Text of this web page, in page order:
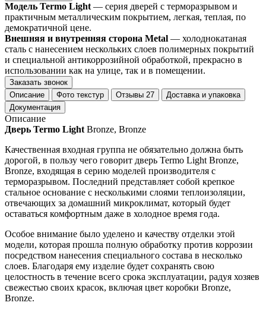
Модель Termo Light — серия дверей с терморазрывом и
практичным металлическим покрытием, легкая, теплая, по
демократичной цене.
Внешняя и внутренняя сторона Metal — холоднокатаная
сталь с нанесением нескольких слоев полимерных покрытий
и специальной антикоррозийной обработкой, прекрасно в
использовании как на улице, так и в помещении.
Заказать звонок
Описание
Фото текстур Отзывы 27
Доставка и упаковка
Документация
Описание
Дверь Termo Light Bronze, Bronze
Качественная входная группа не обязательно должна быть
дорогой, в пользу чего говорит дверь Termo Light Bronze,
Bronze, входящая в серию моделей производителя с
терморазрывом. Последний представляет собой крепкое
стальное основание с несколькими слоями теплоизоляции,
отвечающих за домашний микроклимат, который будет
оставаться комфортным даже в холодное время года.
Особое внимание было уделено и качеству отделки этой
модели, которая прошла полную обработку против коррозии
посредством нанесения специального состава в несколько
слоев. Благодаря ему изделие будет сохранять свою
целостность в течение всего срока эксплуатации, радуя хозяев
свежестью своих красок, включая цвет коробки Bronze,
Bronze.